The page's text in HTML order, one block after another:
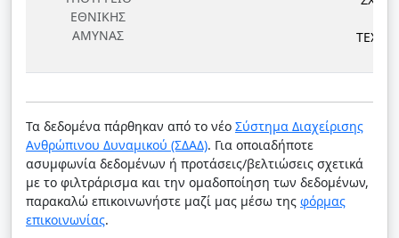
ΕΘΝΙΚΗΣ
ΑΜΥΝΑΣ
Τα δεδομένα πάρθηκαν από το νέο Σύστημα Διαχείρισης
Ανθρώπινου Δυναμικού (ΣΔΑΔ). Για οποιαδήποτε
ασυμφωνία δεδομένων ή προτάσεις/βελτιώσεις σχετικά
με το φιλτράρισμα και την ομαδοποίηση των δεδομένων,
παρακαλώ επικοινωνήστε μαζί μας μέσω της φόρμας
επικοινωνίας.